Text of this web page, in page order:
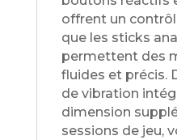
offrent un
que les sticks
permettent des
fluides et précis.
de vibration
dimension
sessions de jeu,